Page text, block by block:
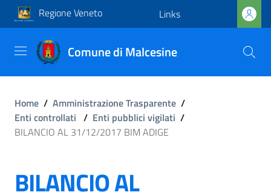
Regione Veneto Links
Comune di Malcesine
Home / Amministrazione Trasparente /
Enti controllati / Enti pubblici vigilati /
BILANCIO AL 31/12/2017 BIM ADIGE
BILANCIO AL